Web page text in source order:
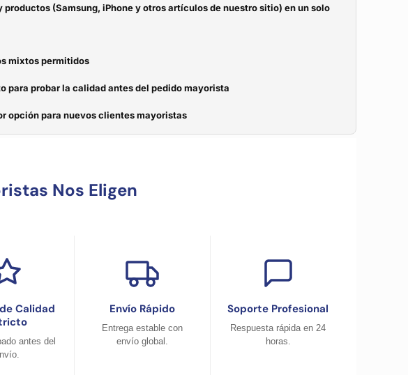
productos (Samsung, iPhone y otros artículos de nuestro sitio) en un solo
mixtos permitidos
para probar la calidad antes del pedido mayorista
opción para nuevos clientes mayoristas
Nos Eligen
Calidad
antes del
Envío Rápido
Entrega estable con
envío global.
Soporte Profesional
Respuesta rápida en 24
horas.